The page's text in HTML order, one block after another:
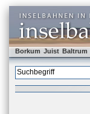
Borkum Juist Baltrum